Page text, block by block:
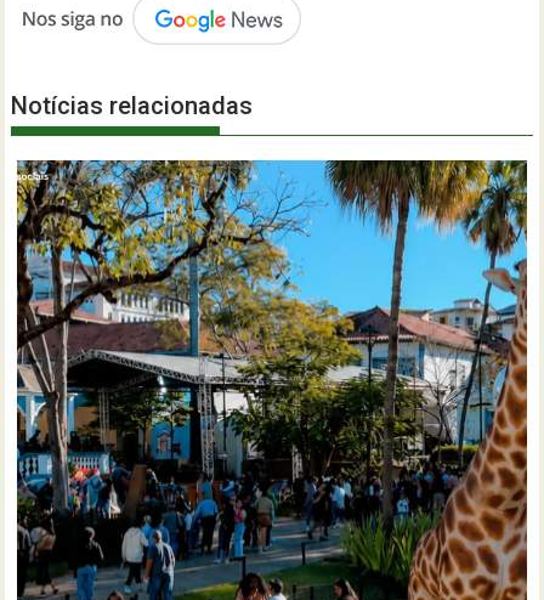
Notícias relacionadas